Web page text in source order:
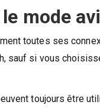
mode
toutes ses
sauf si vous
toujours être